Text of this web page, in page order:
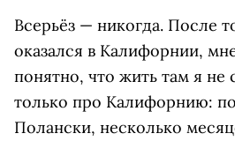
Всерьёз — никогда. После
оказался в Калифорнии,
понятно, что жить там я не
только про Калифорнию:
Полански, несколько